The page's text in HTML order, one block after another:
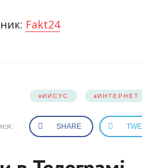
Fakt24
ИИСУС ИНТЕРНЕТ
SHARE